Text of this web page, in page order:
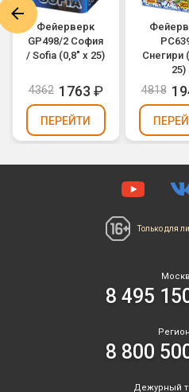
Фейерверк
GP498/2 София
/ Sofia (0,8" х 25)
4362 1763 ₽
ПЕРЕЙТИ
Снегири
25)
4818
Только для
8 495
8 800
Дежурный